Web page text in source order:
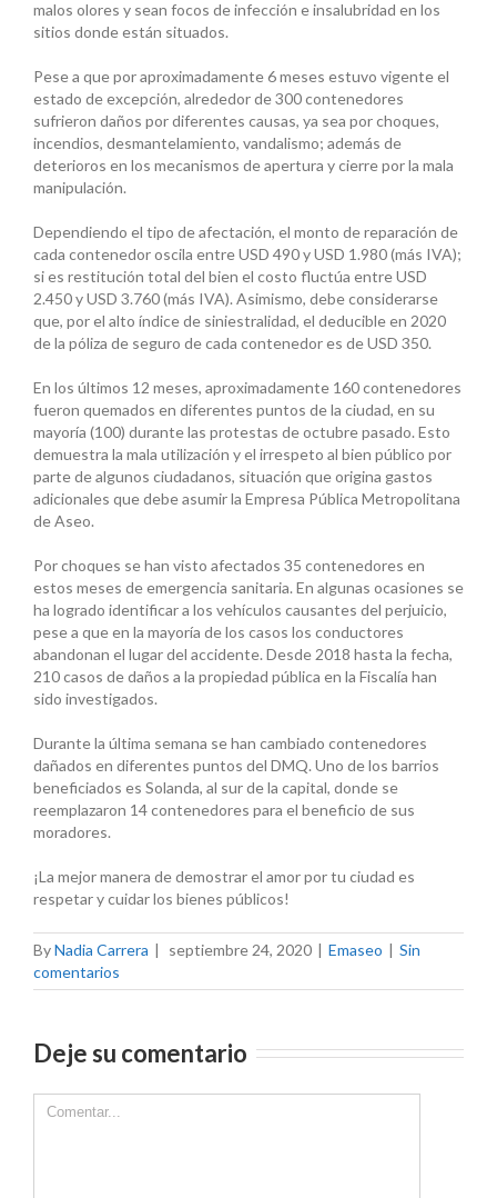
malos olores y sean focos de infección e insalubridad en los
sitios donde están situados.
Pese a que por aproximadamente 6 meses estuvo vigente el
estado de excepción, alrededor de 300 contenedores
sufrieron daños por diferentes causas, ya sea por choques,
incendios, desmantelamiento, vandalismo; además de
deterioros en los mecanismos de apertura y cierre por la mala
manipulación.
Dependiendo el tipo de afectación, el monto de reparación de
cada contenedor oscila entre USD 490 y USD 1.980 (más IVA);
si es restitución total del bien el costo fluctúa entre USD
2.450 y USD 3.760 (más IVA). Asimismo, debe considerarse
que, por el alto índice de siniestralidad, el deducible en 2020
de la póliza de seguro de cada contenedor es de USD 350.
En los últimos 12 meses, aproximadamente 160 contenedores
fueron quemados en diferentes puntos de la ciudad, en su
mayoría (100) durante las protestas de octubre pasado. Esto
demuestra la mala utilización y el irrespeto al bien público por
parte de algunos ciudadanos, situación que origina gastos
adicionales que debe asumir la Empresa Pública Metropolitana
de Aseo.
Por choques se han visto afectados 35 contenedores en
estos meses de emergencia sanitaria. En algunas ocasiones se
ha logrado identificar a los vehículos causantes del perjuicio,
pese a que en la mayoría de los casos los conductores
abandonan el lugar del accidente. Desde 2018 hasta la fecha,
210 casos de daños a la propiedad pública en la Fiscalía han
sido investigados.
Durante la última semana se han cambiado contenedores
dañados en diferentes puntos del DMQ. Uno de los barrios
beneficiados es Solanda, al sur de la capital, donde se
reemplazaron 14 contenedores para el beneficio de sus
moradores.
¡La mejor manera de demostrar el amor por tu ciudad es
respetar y cuidar los bienes públicos!
ByNadia Carrera | septiembre 24, 2020 | Emaseo | Sin
comentarios
Deje su comentario
Comment